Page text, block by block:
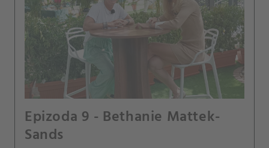
Epizoda 9 - Bethanie Mattek-
Sands